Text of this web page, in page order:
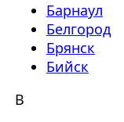
Барнаул
Белгород
Брянск
Бийск
В